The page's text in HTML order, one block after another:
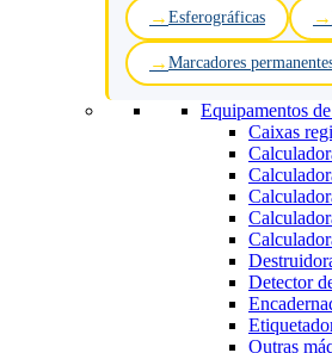
Esferográficas
Marcadores
Equipamentos
Caixas
Detector
Outras